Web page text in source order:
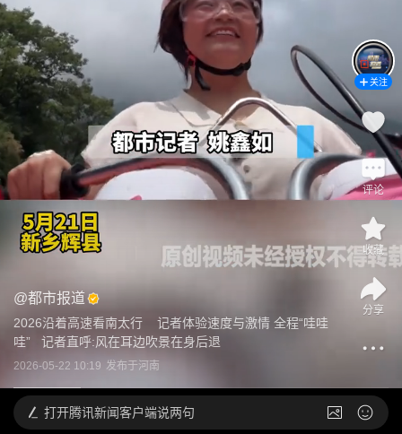
@都市报道
2026沿着高速看南太行    记者体验速度与激情 全程“哇哇
哇”   记者直呼:风在耳边吹景在身后退
2026-05-22 10:19 发布于河南
关注
评论
收藏
分享
打开腾讯新闻客户端说两句